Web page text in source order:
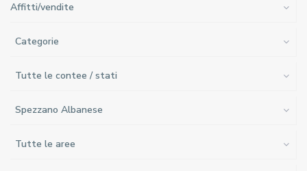
Affitti/vendite
Categorie
Tutte le contee / stati
Spezzano Albanese
Tutte le aree